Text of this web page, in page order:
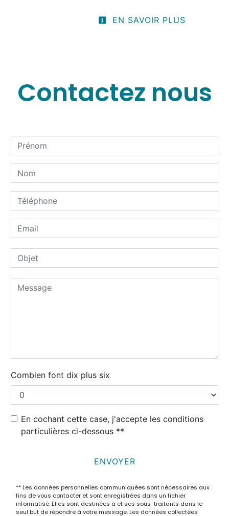
EN SAVOIR PLUS
Contactez nous
Combien font dix plus six
En cochant cette case, j'accepte les conditions
particulières ci-dessous **
ENVOYER
** Les données personnelles communiquées sont nécessaires aux
fins de vous contacter et sont enregistrées dans un fichier
informatisé. Elles sont destinées à et ses sous-traitants dans le
seul but de répondre à votre message. Les données collectées